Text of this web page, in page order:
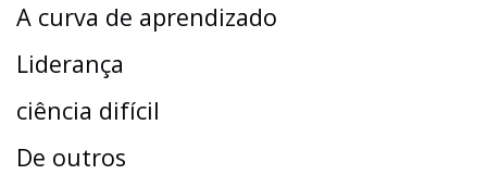
A curva de aprendizado
Liderança
ciência difícil
De outros